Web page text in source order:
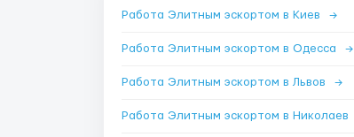
Работа Элитным эскортом в Киев →
Работа Элитным эскортом в Одесса →
Работа Элитным эскортом в Львов →
Работа Элитным эскортом в Николаев